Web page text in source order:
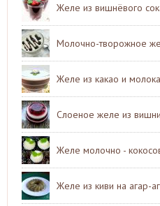
Желе из вишнёвого
Молочно-творожное
Желе из какао и молока
Слоеное желе из
Желе молочно -
Желе из киви на агар-